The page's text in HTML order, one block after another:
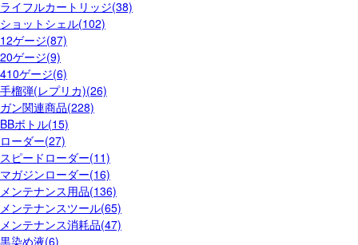
ライフルカートリッジ(38)
ショットシェル(102)
12ゲージ(87)
20ゲージ(9)
410ゲージ(6)
手榴弾(レプリカ)(26)
ガン関連商品(228)
BBボトル(15)
ローダー(27)
スピードローダー(11)
マガジンローダー(16)
メンテナンス用品(136)
メンテナンスツール(65)
メンテナンス消耗品(47)
黒染め液(6)